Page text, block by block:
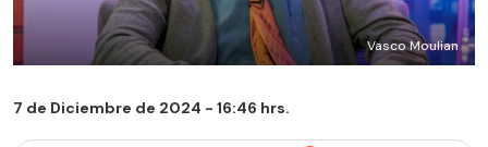
Vasco Moulian
7 de Diciembre de 2024 - 16:46 hrs.